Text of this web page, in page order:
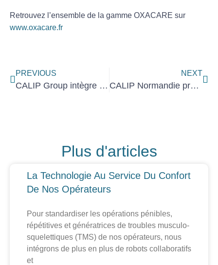
Retrouvez l’ensemble de la gamme OXACARE sur
www.oxacare.fr
PREVIOUS
CALIP Group intègre le GIFAS
NEXT
CALIP Normandie profilé, lauréat du plan de relance automobile !
Plus d'articles
La Technologie Au Service Du Confort
De Nos Opérateurs
Pour standardiser les opérations pénibles,
répétitives et génératrices de troubles musculo-
squelettiques (TMS) de nos opérateurs, nous
intégrons de plus en plus de robots collaboratifs
et